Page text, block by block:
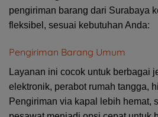
pengiriman barang dari Surabaya
fleksibel, sesuai kebutuhan Anda:
Pengiriman Barang Umum
Layanan ini cocok untuk berbagai
elektronik, perabot rumah tangga,
Pengiriman via kapal lebih hemat,